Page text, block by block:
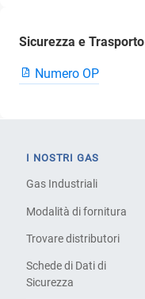
Sicurezza e Trasporto
Numero OP
I NOSTRI GAS
Gas Industriali
Modalità di fornitura
Trovare distributori
Schede di Dati di
Sicurezza